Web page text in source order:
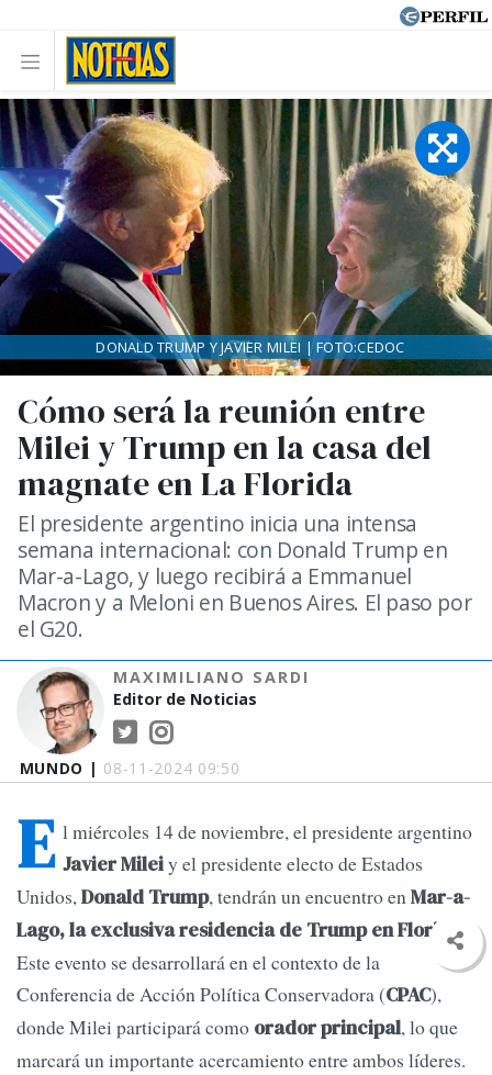
MUNDO | 08-11-2024 09:50
Cómo será la reunión entre
Milei y Trump en la casa del
magnate en La Florida
El presidente argentino inicia una intensa
semana internacional: con Donald Trump en
Mar-a-Lago, y luego recibirá a Emmanuel
Macron y a Meloni en Buenos Aires. El paso por
el G20.
MAXIMILIANO SARDI
Editor de Noticias
DONALD TRUMP Y JAVIER MILEI | FOTO:CEDOC
E l miércoles 14 de noviembre, el presidente argentino
Javier Mileiy el presidente electo de Estados
Unidos,Donald Trump, tendrán un encuentro enMar-a-
Lago, la exclusiva residencia de Trump en Florida.
Este evento se desarrollará en el contexto de la
Conferencia de Acción Política Conservadora (CPAC),
donde Milei participará como orador principal, lo que
marcará un importante acercamiento entre ambos líderes.